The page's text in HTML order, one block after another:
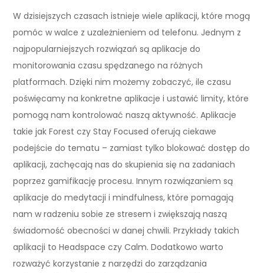
W dzisiejszych czasach istnieje wiele aplikacji, które mogą
pomóc w walce z uzależnieniem od telefonu. Jednym z
najpopularniejszych rozwiązań są aplikacje do
monitorowania czasu spędzanego na różnych
platformach. Dzięki nim możemy zobaczyć, ile czasu
poświęcamy na konkretne aplikacje i ustawić limity, które
pomogą nam kontrolować naszą aktywność. Aplikacje
takie jak Forest czy Stay Focused oferują ciekawe
podejście do tematu – zamiast tylko blokować dostęp do
aplikacji, zachęcają nas do skupienia się na zadaniach
poprzez gamifikację procesu. Innym rozwiązaniem są
aplikacje do medytacji i mindfulness, które pomagają
nam w radzeniu sobie ze stresem i zwiększają naszą
świadomość obecności w danej chwili. Przykłady takich
aplikacji to Headspace czy Calm. Dodatkowo warto
rozważyć korzystanie z narzędzi do zarządzania